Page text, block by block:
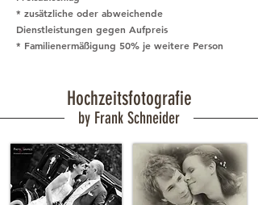
* zusätzliche oder abweichende
Dienstleistungen gegen Aufpreis
* Familienermäßigung 50% je weitere Person
Hochzeitsfotografie
by Frank Schneider